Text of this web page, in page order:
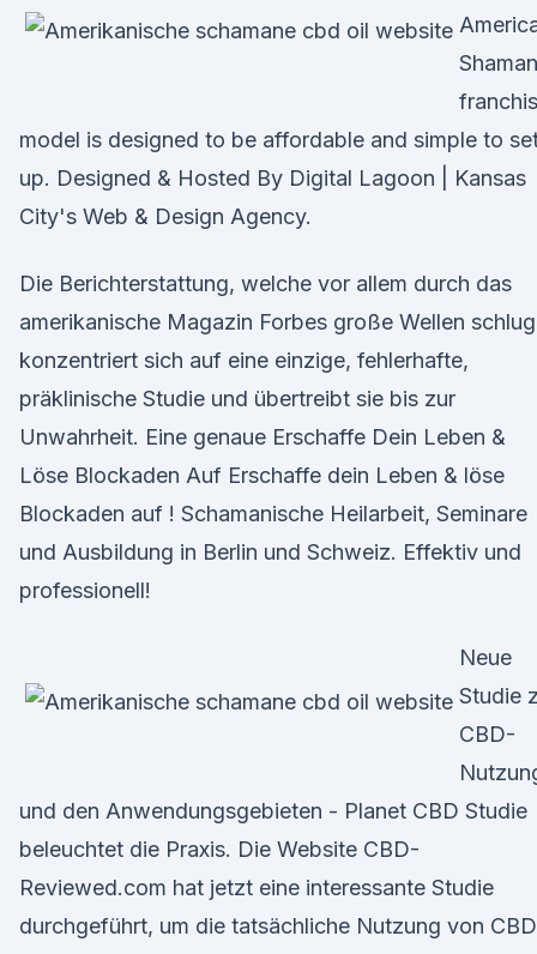
Shaman
model is designed to be affordable and simple to
up. Designed & Hosted By Digital Lagoon | Kansas
City's Web & Design Agency.
Die Berichterstattung, welche vor allem durch das
amerikanische Magazin Forbes große Wellen
konzentriert sich auf eine einzige, fehlerhafte,
präklinische Studie und übertreibt sie bis zur
Unwahrheit. Eine genaue Erschaffe Dein Leben &
Löse Blockaden Auf Erschaffe dein Leben & löse
Blockaden auf ! Schamanische Heilarbeit, Seminare
und Ausbildung in Berlin und Schweiz. Effektiv und
professionell!
Neue
Studie
CBD-
und den Anwendungsgebieten - Planet CBD Studie
beleuchtet die Praxis. Die Website CBD-
Reviewed.com hat jetzt eine interessante Studie
durchgeführt, um die tatsächliche Nutzung von CBD